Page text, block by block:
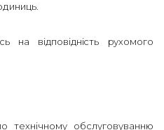
на відповідність рухомого
по технічному обслуговуванню